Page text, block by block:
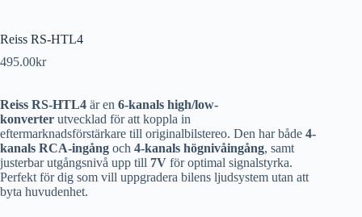
Reiss RS-HTL4
495.00kr
Reiss RS-HTL4 är en 6-kanals high/low-
konverter utvecklad för att koppla in
eftermarknadsförstärkare till originalbilstereo. Den har både 4-
kanals RCA-ingång och 4-kanals högnivåingång, samt
justerbar utgångsnivå upp till 7V för optimal signalstyrka.
Perfekt för dig som vill uppgradera bilens ljudsystem utan att
byta huvudenhet.